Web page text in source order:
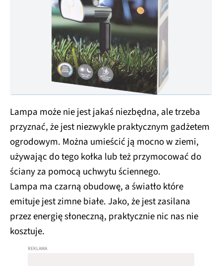
Lampa może nie jest jakaś niezbędna, ale trzeba
przyznać, że jest niezwykle praktycznym gadżetem
ogrodowym. Można umieścić ją mocno w ziemi,
używając do tego kołka lub też przymocować do
ściany za pomocą uchwytu ściennego.
Lampa ma czarną obudowę, a światło które
emituje jest zimne białe. Jako, że jest zasilana
przez energię słoneczną, praktycznie nic nas nie
kosztuje.